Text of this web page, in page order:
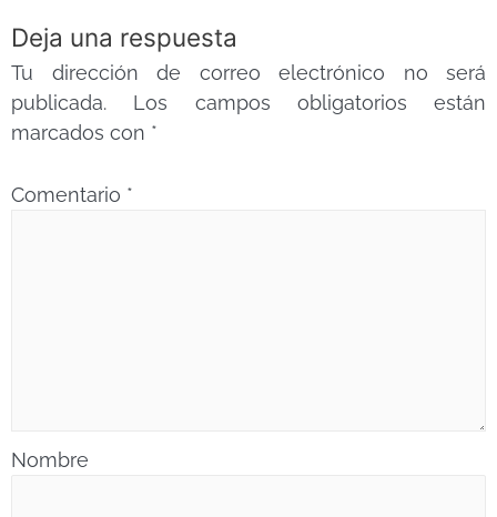
Deja una respuesta
Tu dirección de correo electrónico no será
publicada.
Los campos obligatorios están
marcados con *
Comentario *
Nombre